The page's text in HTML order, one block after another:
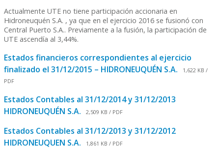
Actualmente UTE no tiene participación accionaria en
Hidroneuquén S.A. , ya que en el ejercicio 2016 se fusionó con
Central Puerto S.A.. Previamente a la fusión, la participación de
UTE ascendía al 3,44%.
Estados financieros correspondientes al ejercicio
finalizado el 31/12/2015 – HIDRONEUQUÉN S.A.
1,622 KB /
PDF
Estados Contables al 31/12/2014 y 31/12/2013
HIDRONEUQUÉN S.A.
2,509 KB / PDF
Estados Contables al 31/12/2013 y 31/12/2012
HIDRONEUQUEN S.A.
1,861 KB / PDF